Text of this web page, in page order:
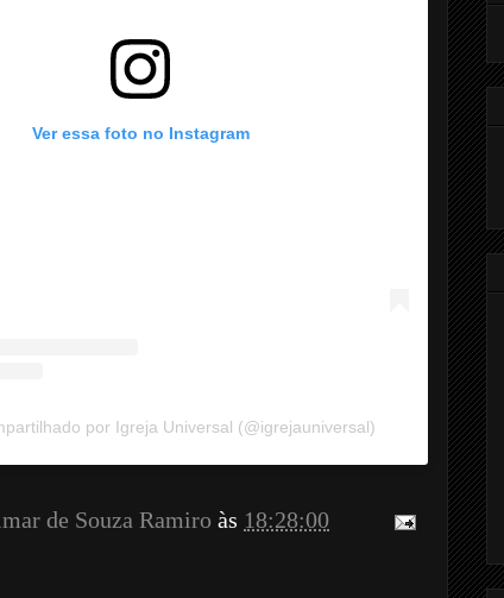
Ver essa foto no Instagram
por Igreja Universal (@igrejauniversal)
de Souza Ramiro às 18:28:00